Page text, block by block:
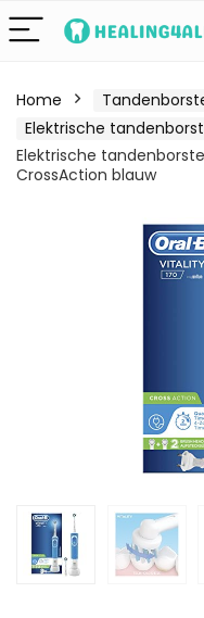
Home
Elektrische
Elektrische
CrossAction blauw